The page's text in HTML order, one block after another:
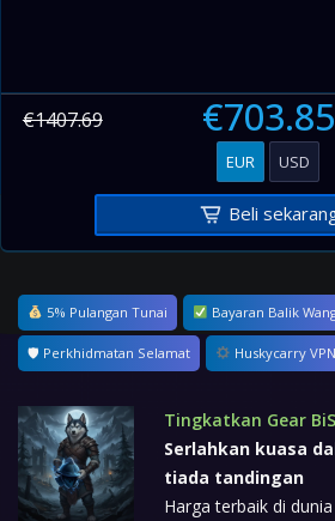
€1407.69 €703.85
EUR USD
Beli
5% Pulangan Tunai Bayaran Balik
🛡 Perkhidmatan Selamat Huskycarry VPN
Tingkatkan Gear
Serlahkan kuasa
tiada tandingan
Harga terbaik di dunia